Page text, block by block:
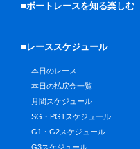
■ボートレースを知る楽しむ
■レーススケジュール
本日のレース
本日の払戻金一覧
月間スケジュール
SG・PG1スケジュール
G1・G2スケジュール
G3スケジュール